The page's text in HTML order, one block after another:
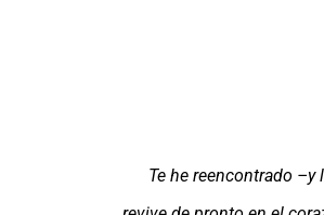
Te he reencontrado –y